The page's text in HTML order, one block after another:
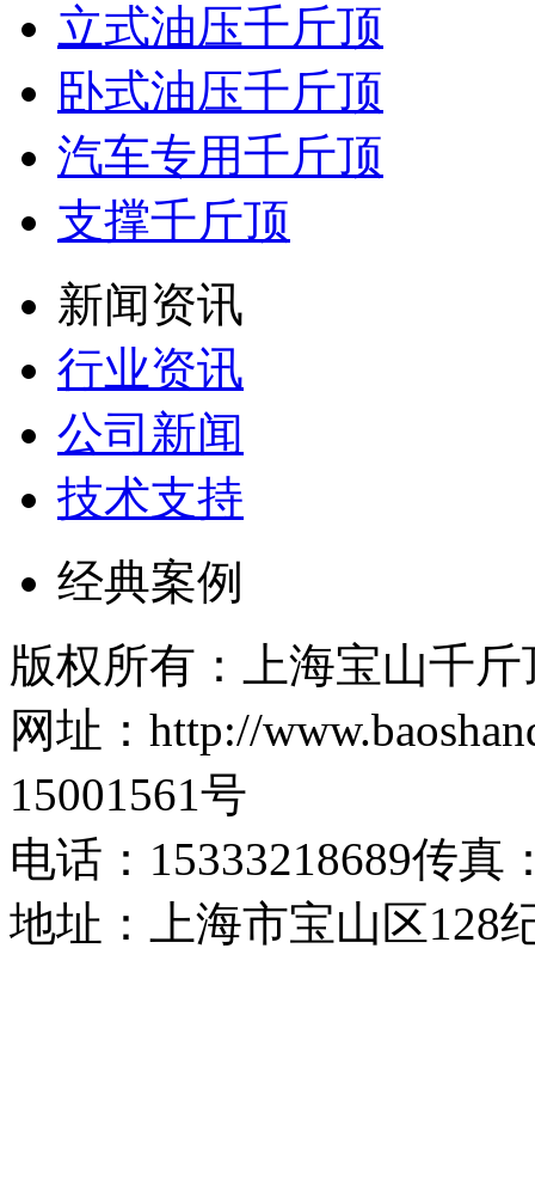
立式油压千斤顶
卧式油压千斤顶
汽车专用千斤顶
支撑千斤顶
新闻资讯
行业资讯
公司新闻
技术支持
经典案例
版权所有：上海宝山千
网址：http://
15001561号
电话：15333218689传真
地址：上海市宝山区128